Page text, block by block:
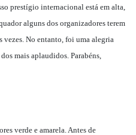
prestígio internacional está em alta,
alguns dos organizadores terem
vezes. No entanto, foi uma alegria
mais aplaudidos. Parabéns,
verde e amarela. Antes de